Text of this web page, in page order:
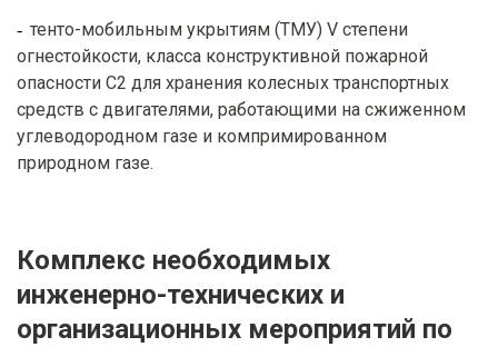
тенто-мобильным укрытиям (ТМУ) V степени
огнестойкости, класса конструктивной пожарной
опасности С2 для хранения колесных транспортных
средств с двигателями, работающими на сжиженном
углеводородном газе и компримированном
природном газе.
Комплекс необходимых
инженерно-технических и
организационных мероприятий по